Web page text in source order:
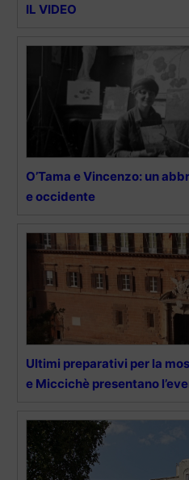
IL VIDEO
O’Tama e Vincenzo: un
e occidente
Ultimi preparativi per la
e Miccichè presentano